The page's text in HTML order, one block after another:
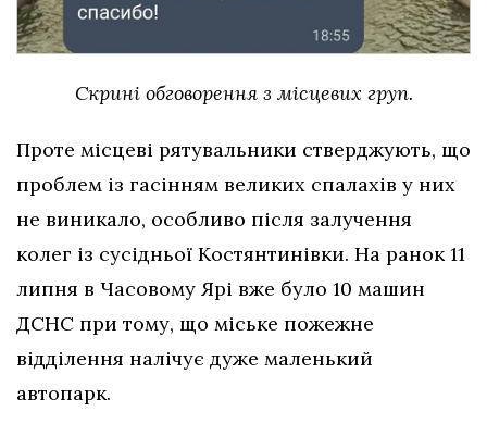
Скрині обговорення з місцевих груп.
Проте місцеві рятувальники стверджують, що
проблем із гасінням великих спалахів у них
не виникало, особливо після залучення
колег із сусідньої Костянтинівки. На ранок 11
липня в Часовому Ярі вже було 10 машин
ДСНС при тому, що міське пожежне
відділення налічує дуже маленький
автопарк.